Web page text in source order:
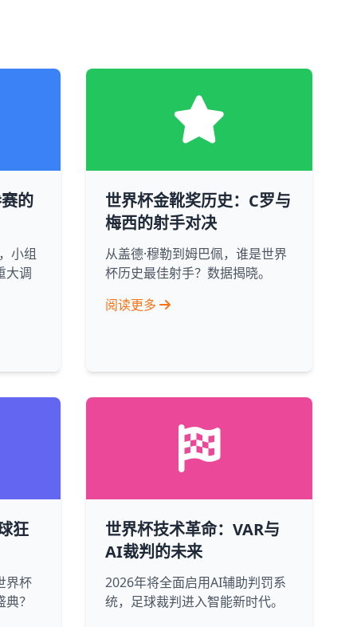
的
小组
大调
世界杯金靴奖历史：C罗与
梅西的射手对决
从盖德·穆勒到姆巴佩，谁是世界
杯历史最佳射手？数据揭晓。
阅读更多
狂
界杯
？
世界杯技术革命：VAR与
AI裁判的未来
2026年将全面启用AI辅助判罚系
统，足球裁判进入智能新时代。